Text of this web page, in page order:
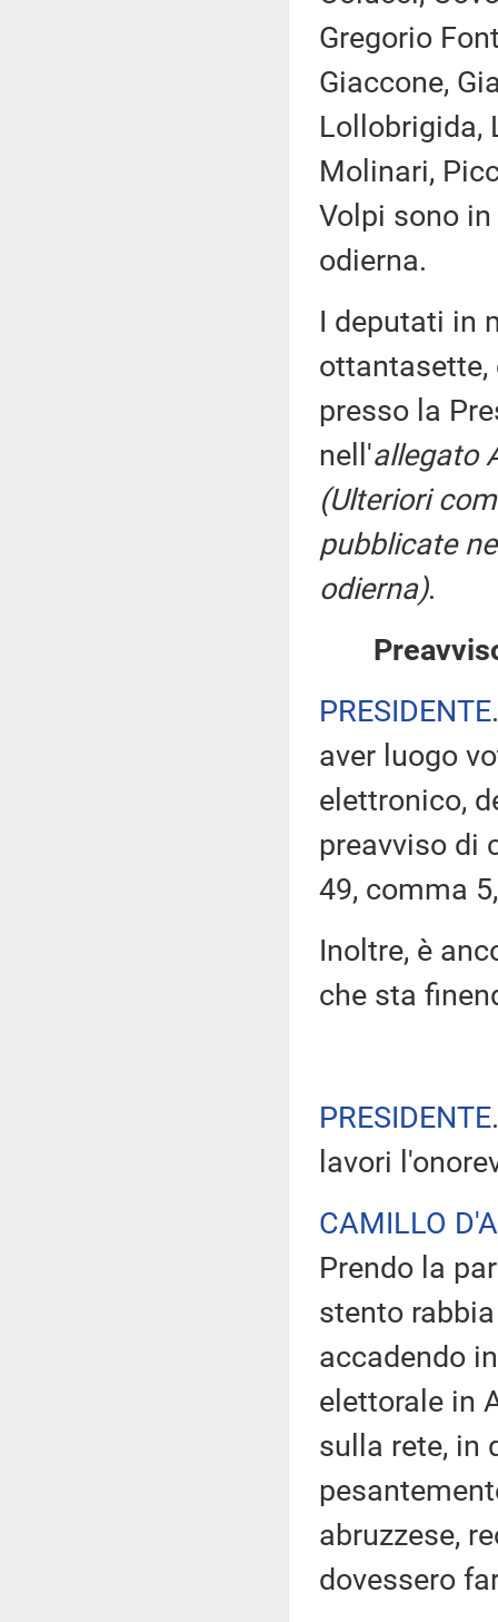
Gregorio
Giaccone,
Lollobrigida,
Molinari,
Volpi sono
odierna.
I deputati in
presso la
nell'allegato
(Ulteriori
pubblicate
odierna).
PRESIDENTE
aver luogo
elettronico,
preavviso di
49, comma
Inoltre, è
che sta
PRESIDENTE
lavori
CAMILLO
Prendo la
stento
accadendo
elettorale in
sulla rete, in
abruzzese,
dovessero